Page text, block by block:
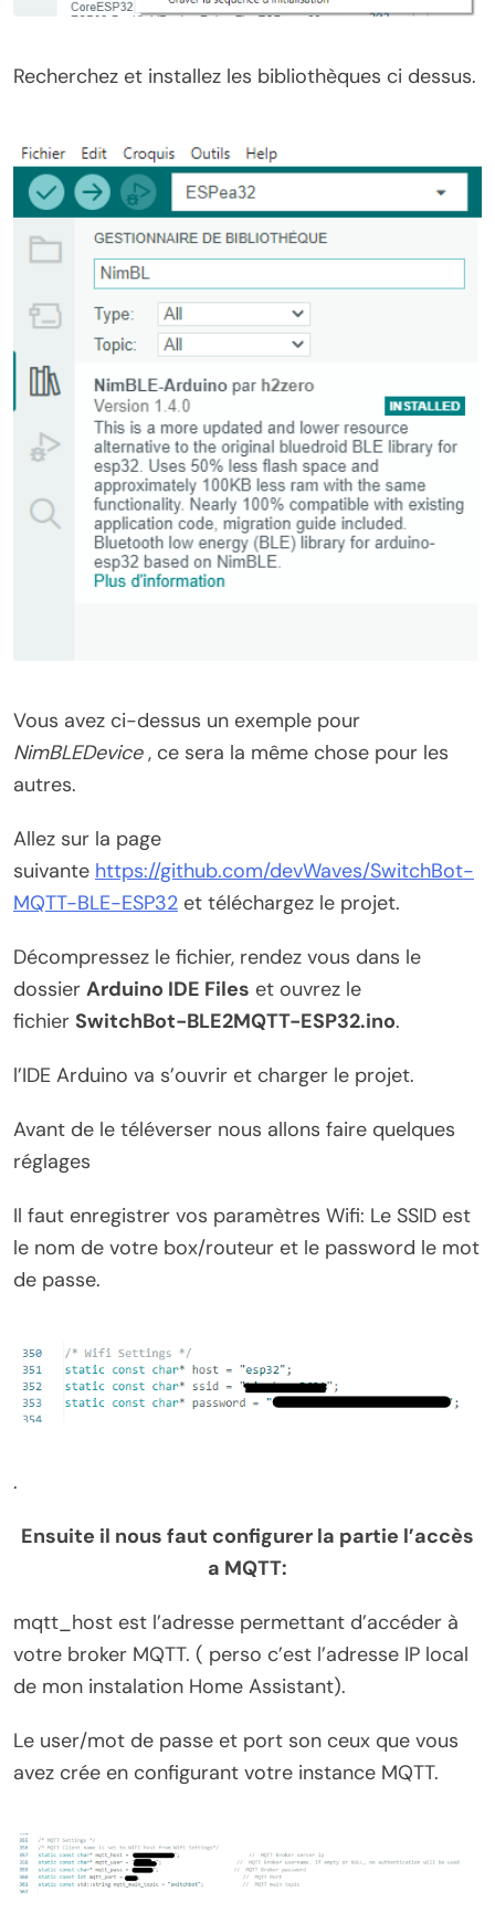
Recherchez et installez les bibliothèques ci dessus.
Vous avez ci-dessus un exemple pour
NimBLEDevice, ce sera la même chose pour les
autres.
Allez sur la page
suivante https://github.com/devWaves/SwitchBot-
MQTT-BLE-ESP32 et téléchargez le projet.
Décompressez le fichier, rendez vous dans le
dossier Arduino IDE Files et ouvrez le
fichier SwitchBot-BLE2MQTT-ESP32.ino.
l’IDE Arduino va s’ouvrir et charger le projet.
Avant de le téléverser nous allons faire quelques
réglages
Il faut enregistrer vos paramètres Wifi: Le SSID est
le nom de votre box/routeur et le password le mot
de passe.
.
Ensuite il nous faut configurer la partie l’accès
a MQTT:
mqtt_host est l’adresse permettant d’accéder à
votre broker MQTT. ( perso c’est l’adresse IP local
de mon instalation Home Assistant).
Le user/mot de passe et port son ceux que vous
avez crée en configurant votre instance MQTT.